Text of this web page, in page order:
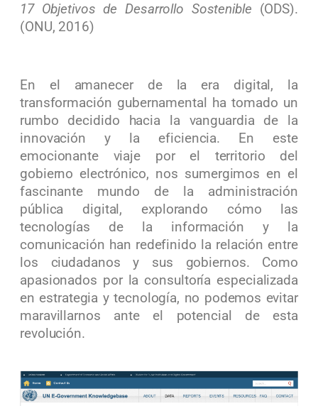
17 Objetivos de Desarrollo Sostenible (ODS).
(ONU, 2016)
En el amanecer de la era digital, la
transformación gubernamental ha tomado un
rumbo decidido hacia la vanguardia de la
innovación y la eficiencia. En este
emocionante viaje por el territorio del
gobierno electrónico, nos sumergimos en el
fascinante mundo de la administración
pública digital, explorando cómo las
tecnologías de la información y la
comunicación han redefinido la relación entre
los ciudadanos y sus gobiernos. Como
apasionados por la consultoría especializada
en estrategia y tecnología, no podemos evitar
maravillarnos ante el potencial de esta
revolución.